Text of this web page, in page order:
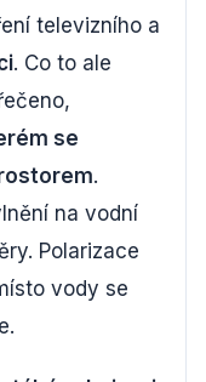
televizního a
. Co to ale
se
.
na vodní
Polarizace
vody se